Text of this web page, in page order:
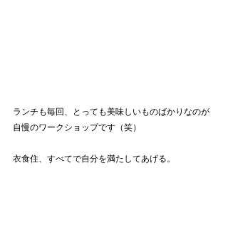
ランチも毎回、とっても美味しいものばかりなのが
自慢のワークショップです（笑）
衣食住、すべてで自分を満たしてあげる。